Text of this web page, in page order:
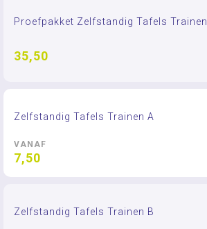
Proefpakket Zelfstandig Tafels Trainen
35,50
Zelfstandig Tafels Trainen A
VANAF
7,50
Zelfstandig Tafels Trainen B